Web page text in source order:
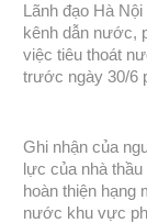
Lãnh đạo Hà
kênh dẫn nước,
việc tiêu thoát
trước ngày 30/6
Ghi nhận của
lực của nhà
hoàn thiện hạng
nước khu vực